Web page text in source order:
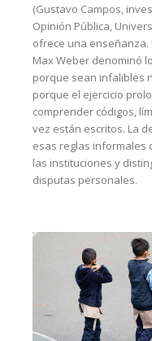
(Gustavo Campos,
Opinión Pública,
ofrece una enseñanza.
Max Weber denominó
porque sean infalibles
porque el ejercicio
comprender códigos,
vez están escritos. La
esas reglas informales
las instituciones y
disputas personales.